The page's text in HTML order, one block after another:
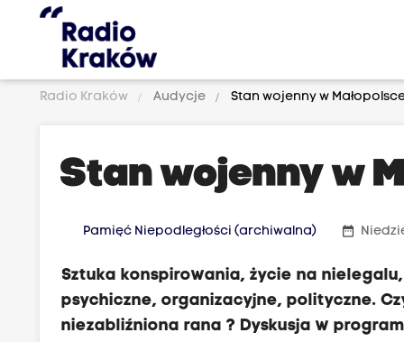
Radio Kraków Audycje Stan wojenny w
Stan wojenny w
Pamięć Niepodległości (archiwalna) date_range
Sztuka konspirowania, życie na
psychiczne, organizacyjne, polityczne.
niezabliźniona rana ? Dyskusja w